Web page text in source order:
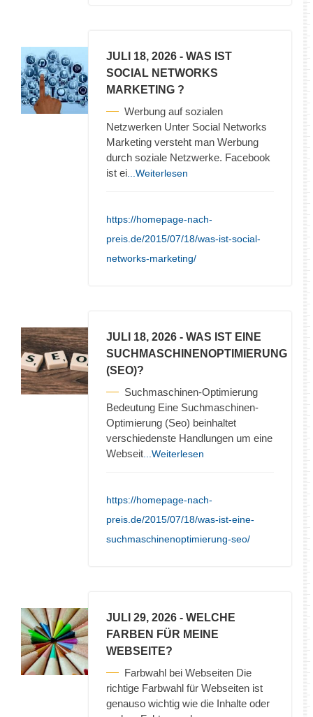
JULI 18, 2026 - WAS IST
SOCIAL NETWORKS
MARKETING ?
Werbung auf sozialen
Netzwerken Unter Social Networks
Marketing versteht man Werbung
durch soziale Netzwerke. Facebook
ist ei ...Weiterlesen
https://homepage-nach-
preis.de/2015/07/18/was-ist-social-
networks-marketing/
JULI 18, 2026 - WAS IST EINE
SUCHMASCHINENOPTIMIERUNG
(SEO)?
Suchmaschinen-Optimierung
Bedeutung Eine Suchmaschinen-
Optimierung (Seo) beinhaltet
verschiedenste Handlungen um eine
Webseit ...Weiterlesen
https://homepage-nach-
preis.de/2015/07/18/was-ist-eine-
suchmaschinenoptimierung-seo/
JULI 29, 2026 - WELCHE
FARBEN FÜR MEINE
WEBSEITE?
Farbwahl bei Webseiten Die
richtige Farbwahl für Webseiten ist
genauso wichtig wie die Inhalte oder